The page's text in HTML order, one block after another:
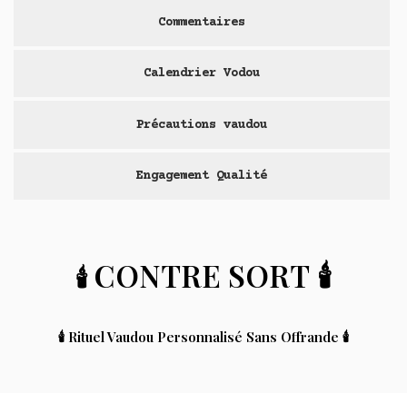
Commentaires
Calendrier Vodou
Précautions vaudou
Engagement Qualité
🕯️ CONTRE SORT 🕯️
🕯️ Rituel Vaudou Personnalisé Sans Offrande 🕯️